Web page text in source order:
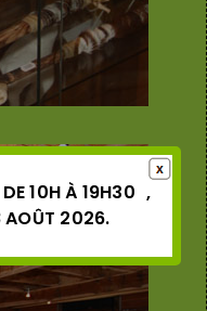
DE 10H À 19H30 ,
AOÛT 2026.